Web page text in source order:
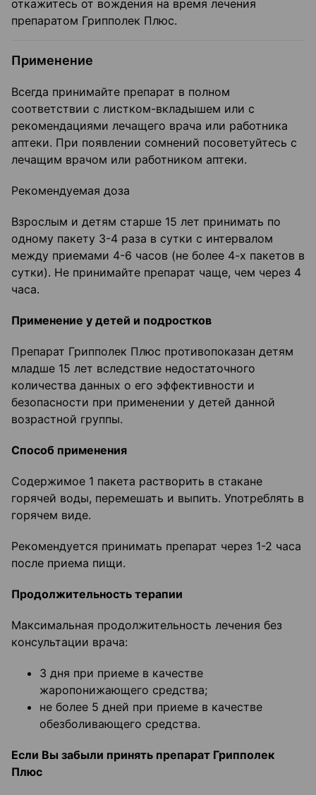
откажитесь от вождения на время лечения
препаратом Грипполек Плюс.
Применение
Всегда принимайте препарат в полном
соответствии с листком-вкладышем или с
рекомендациями лечащего врача или работника
аптеки. При появлении сомнений посоветуйтесь с
лечащим врачом или работником аптеки.
Рекомендуемая доза
Взрослым и детям старше 15 лет принимать по
одному пакету 3-4 раза в сутки с интервалом
между приемами 4-6 часов (не более 4-х пакетов в
сутки). Не принимайте препарат чаще, чем через 4
часа.
Применение у детей и подростков
Препарат Грипполек Плюс противопоказан детям
младше 15 лет вследствие недостаточного
количества данных о его эффективности и
безопасности при применении у детей данной
возрастной группы.
Способ применения
Содержимое 1 пакета растворить в стакане
горячей воды, перемешать и выпить. Употреблять в
горячем виде.
Рекомендуется принимать препарат через 1-2 часа
после приема пищи.
Продолжительность терапии
Максимальная продолжительность лечения без
консультации врача:
3 дня при приеме в качестве
жаропонижающего средства;
не более 5 дней при приеме в качестве
обезболивающего средства.
Если Вы забыли принять препарат Грипполек
Плюс